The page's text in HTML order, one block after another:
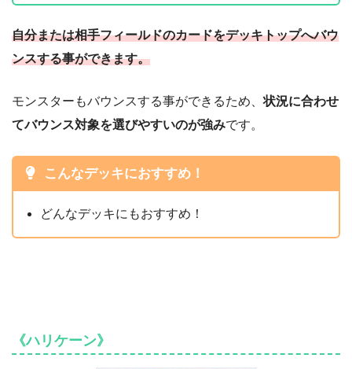
自分または相手フィールドのカードをデッキトップへバウ
ンスする事ができます。
モンスターもバウンスする事ができるため、状況に合わせ
てバウンス対象を選びやすいのが強みです。
こんなデッキにおすすめ！
どんなデッキにもおすすめ！
《ハリケーン》